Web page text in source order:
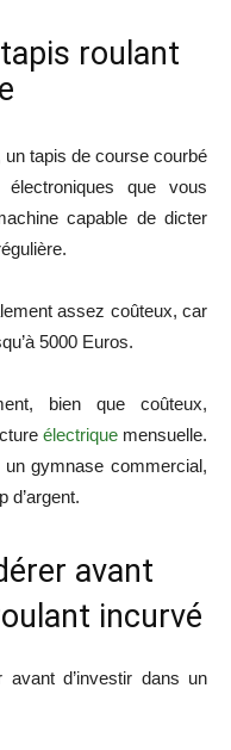
roulant
tapis de course courbé
que vous
capable de dicter
assez coûteux, car
5000 Euros.
bien que coûteux,
électriquemensuelle.
gymnase commercial,
d’argent.
avant
incurvé
d’investir dans un